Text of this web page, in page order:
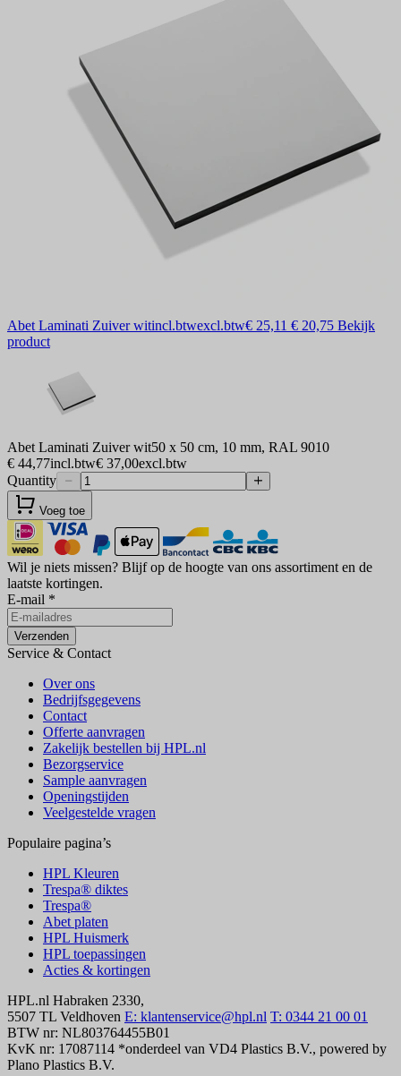
Abet Laminati Zuiver witincl.btwexcl.btw€ 25,11 € 20,75 Bekijk
product
Abet Laminati Zuiver wit50 x 50 cm, 10 mm, RAL 9010
€ 44,77incl.btw€ 37,00excl.btw
Quantity
Voeg toe
Wil je niets missen? Blijf op de hoogte van ons assortiment en de
laatste kortingen.
E-mail *
Verzenden
Service & Contact
Over ons
Bedrijfsgegevens
Contact
Offerte aanvragen
Zakelijk bestellen bij HPL.nl
Bezorgservice
Sample aanvragen
Openingstijden
Veelgestelde vragen
Populaire pagina’s
HPL Kleuren
Trespa® diktes
Trespa®
Abet platen
HPL Huismerk
HPL toepassingen
Acties & kortingen
HPL.nl Habraken 2330,
5507 TL Veldhoven E: klantenservice@hpl.nl T: 0344 21 00 01
BTW nr: NL803764455B01
KvK nr: 17087114 *onderdeel van VD4 Plastics B.V., powered by
Plano Plastics B.V.